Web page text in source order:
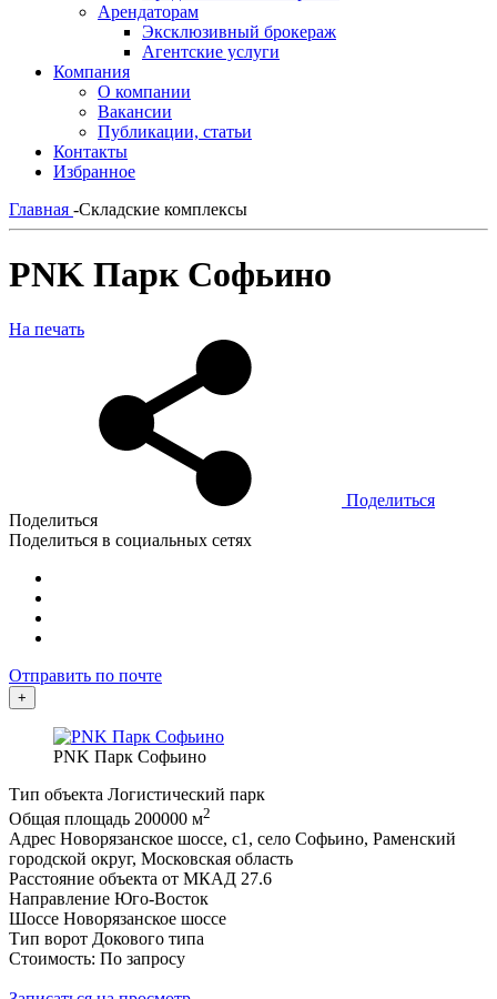
Арендаторам
Эксклюзивный брокераж
Агентские услуги
Компания
О компании
Вакансии
Публикации, статьи
Контакты
Избранное
Главная -Складские комплексы
PNK Парк Софьино
На печать
Поделиться
Поделиться
Поделиться в социальных сетях
Отправить по почте
+
PNK Парк Софьино
Тип объекта Логистический парк
Общая площадь 200000 м2
Адрес Новорязанское шоссе, с1, село Софьино, Раменский
городской округ, Московская область
Расстояние объекта от МКАД 27.6
Направление Юго-Восток
Шоссе Новорязанское шоссе
Тип ворот Докового типа
Стоимость: По запросу